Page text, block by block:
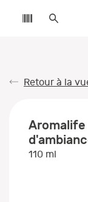
Retour à la
Aromalife
110 ml